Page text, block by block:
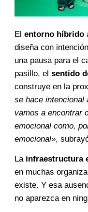
El entorno híbrido
diseña con
una pausa para el
pasillo, el sentido
construye en la
se hace intencional
vamos a encontrar
emocional como,
emocional»,
Lainfraestructura
en muchas
existe. Y esa
no aparezca en